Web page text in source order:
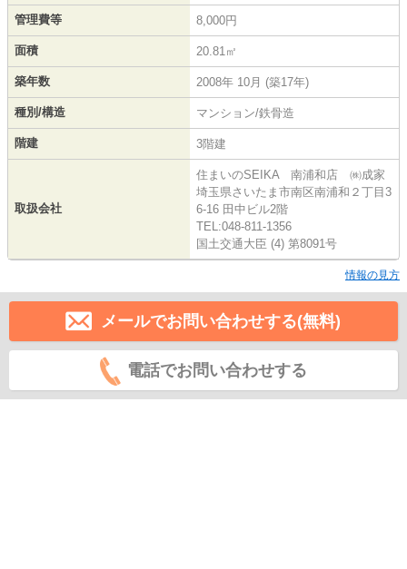
管理費等 8,000円
面積 20.81㎡
築年数 2008年 10月 (築17年)
種別/構造 マンション/鉄骨造
階建 3階建
取扱会社
住まいのSEIKA 南浦和店 ㈱成家
埼玉県さいたま市南区南浦和２丁目3
6-16 田中ビル2階
TEL:048-811-1356
国土交通大臣 (4) 第8091号
情報の見方
メールでお問い合わせする(無料)
電話でお問い合わせする